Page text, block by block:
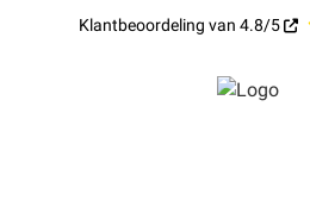
Klantbeoordeling van 4.8/5